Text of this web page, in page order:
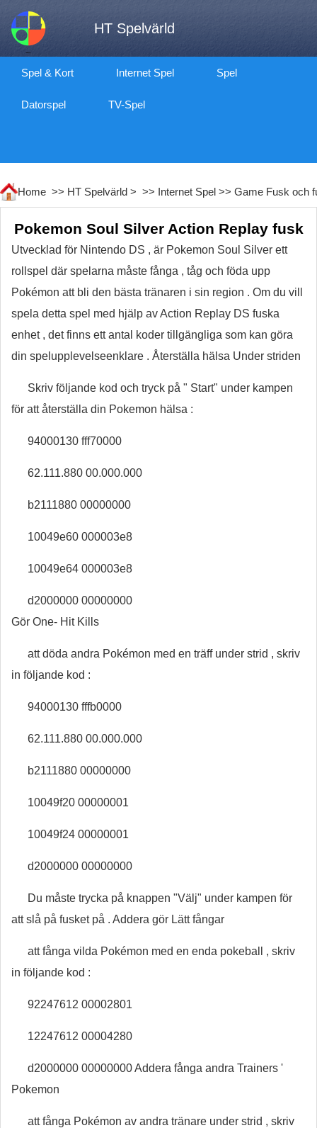
HT Spelvärld
Spel & Kort Internet Spel Spel
Datorspel TV-Spel
Home >> HT Spelvärld > >> Internet Spel >> Game Fusk och
Pokemon Soul Silver Action Replay fusk
Utvecklad för Nintendo DS , är Pokemon Soul Silver ett
rollspel där spelarna måste fånga , tåg och föda upp
Pokémon att bli den bästa tränaren i sin region . Om du vill
spela detta spel med hjälp av Action Replay DS fuska
enhet , det finns ett antal koder tillgängliga som kan göra
din spelupplevelseenklare . Återställa hälsa Under striden
Skriv följande kod och tryck på " Start" under kampen
för att återställa din Pokemon hälsa :
94000130 fff70000
62.111.880 00.000.000
b2111880 00000000
10049e60 000003e8
10049e64 000003e8
d2000000 00000000
Gör One- Hit Kills
att döda andra Pokémon med en träff under strid , skriv
in följande kod :
94000130 fffb0000
62.111.880 00.000.000
b2111880 00000000
10049f20 00000001
10049f24 00000001
d2000000 00000000
Du måste trycka på knappen "Välj" under kampen för
att slå på fusket på . Addera gör Lätt fångar
att fånga vilda Pokémon med en enda pokeball , skriv
in följande kod :
92247612 00002801
12247612 00004280
d2000000 00000000 Addera fånga andra Trainers '
Pokemon
att fånga Pokémon av andra tränare under strid , skriv